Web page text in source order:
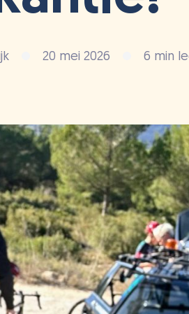
20 mei 2026 6 min